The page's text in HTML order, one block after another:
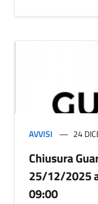
AVVISI 24
Chiusura
25/12/2025
09:00